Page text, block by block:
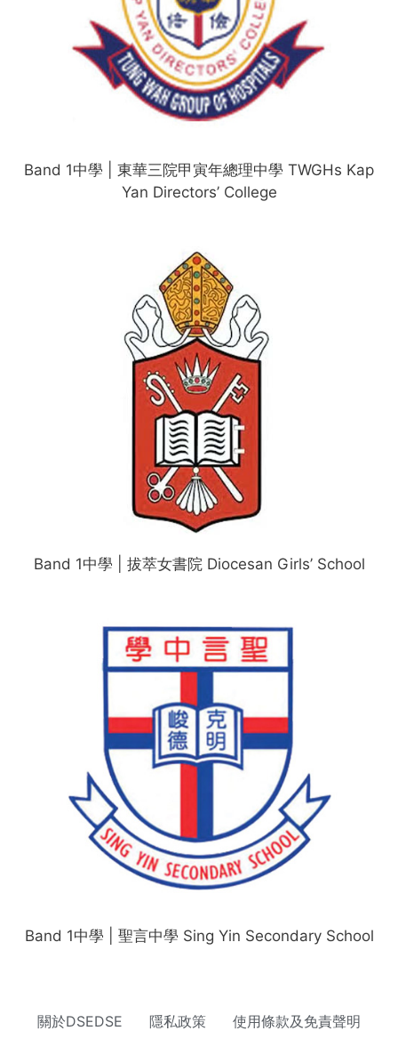
Band 1中學 | 東華三院甲寅年總理中學 TWGHs Kap
Yan Directors’ College
Band 1中學 | 拔萃女書院 Diocesan Girls’ School
Band 1中學 | 聖言中學 Sing Yin Secondary School
關於DSEDSE 隱私政策 使用條款及免責聲明